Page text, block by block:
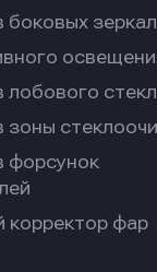
боковых зеркал
лобового
зоны
форсунок
корректор фар